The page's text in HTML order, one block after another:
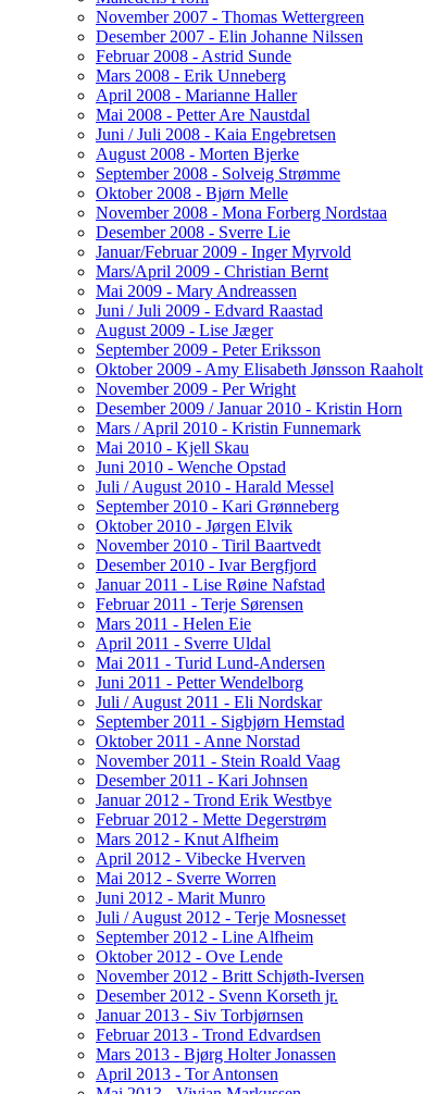
November 2007 - Thomas Wettergreen
Desember 2007 - Elin Johanne Nilssen
Februar 2008 - Astrid Sunde
Mars 2008 - Erik Unneberg
April 2008 - Marianne Haller
Mai 2008 - Petter Are Naustdal
Juni / Juli 2008 - Kaia Engebretsen
August 2008 - Morten Bjerke
September 2008 - Solveig Strømme
Oktober 2008 - Bjørn Melle
November 2008 - Mona Forberg Nordstaa
Desember 2008 - Sverre Lie
Januar/Februar 2009 - Inger Myrvold
Mars/April 2009 - Christian Bernt
Mai 2009 - Mary Andreassen
Juni / Juli 2009 - Edvard Raastad
August 2009 - Lise Jæger
September 2009 - Peter Eriksson
Oktober 2009 - Amy Elisabeth Jønsson Raaholt
November 2009 - Per Wright
Desember 2009 / Januar 2010 - Kristin Horn
Mars / April 2010 - Kristin Funnemark
Mai 2010 - Kjell Skau
Juni 2010 - Wenche Opstad
Juli / August 2010 - Harald Messel
September 2010 - Kari Grønneberg
Oktober 2010 - Jørgen Elvik
November 2010 - Tiril Baartvedt
Desember 2010 - Ivar Bergfjord
Januar 2011 - Lise Røine Nafstad
Februar 2011 - Terje Sørensen
Mars 2011 - Helen Eie
April 2011 - Sverre Uldal
Mai 2011 - Turid Lund-Andersen
Juni 2011 - Petter Wendelborg
Juli / August 2011 - Eli Nordskar
September 2011 - Sigbjørn Hemstad
Oktober 2011 - Anne Norstad
November 2011 - Stein Roald Vaag
Desember 2011 - Kari Johnsen
Januar 2012 - Trond Erik Westbye
Februar 2012 - Mette Degerstrøm
Mars 2012 - Knut Alfheim
April 2012 - Vibecke Hverven
Mai 2012 - Sverre Worren
Juni 2012 - Marit Munro
Juli / August 2012 - Terje Mosnesset
September 2012 - Line Alfheim
Oktober 2012 - Ove Lende
November 2012 - Britt Schjøth-Iversen
Desember 2012 - Svenn Korseth jr.
Januar 2013 - Siv Torbjørnsen
Februar 2013 - Trond Edvardsen
Mars 2013 - Bjørg Holter Jonassen
April 2013 - Tor Antonsen